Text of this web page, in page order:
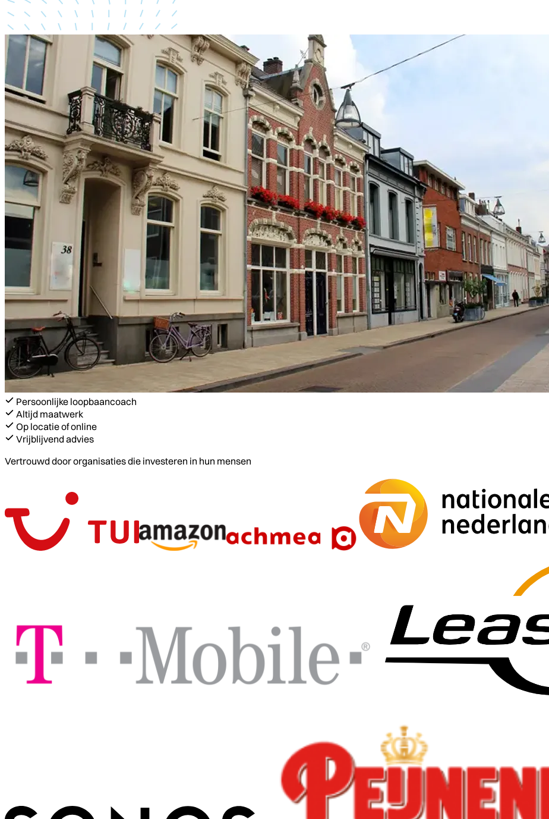
Persoonlijke loopbaancoach
Altijd maatwerk
Op locatie of online
Vrijblijvend advies
Vertrouwd door organisaties die investeren in hun mensen